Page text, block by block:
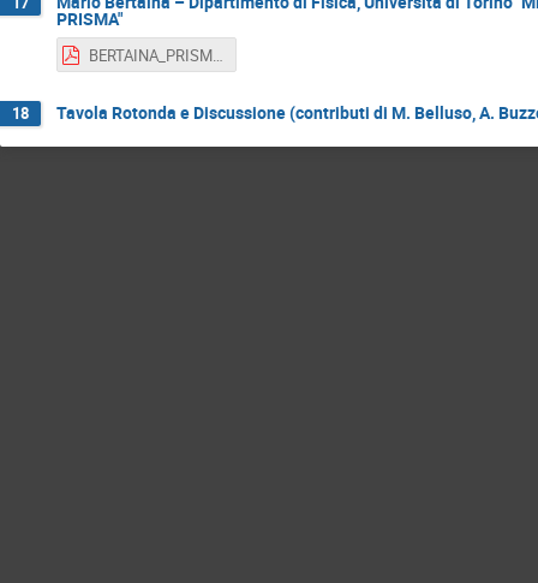
PRISMA"
BERTAINA_PRISMA_Day2017.pdf
18 Tavola Rotonda e Discussione (contributi di M. Belluso, A.